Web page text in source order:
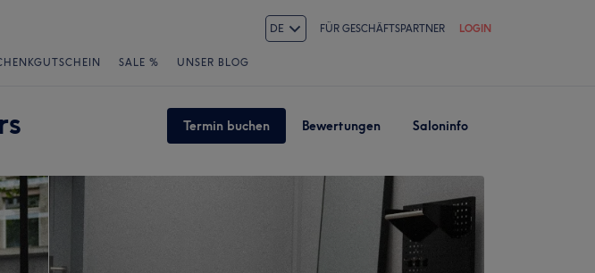
DE FÜR GESCHÄFTSPARTNER LOGIN
SALE % UNSER BLOG
Termin buchen Bewertungen Saloninfo